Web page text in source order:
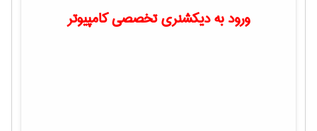
ورود به دیکشنری تخصصی کامپیوتر